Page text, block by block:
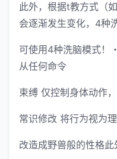
此外，根据t教方式（
会逐渐发生变化，4种
可使用4种洗脑模式！
从任何命令
束缚 仅控制身体动作
常识修改 将行为视为
改造成野兽般的性格